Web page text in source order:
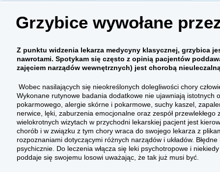
(bez nakłuwania i nacinania,
bardzo ważne w przypadku
Grzybice wywołane
Z punktu widzenia lekarza medycyny klasycznej, grzybica
nawrotami. Spotykam się często z opinią pacjentów
zajęciem narządów wewnętrznych) jest chorobą
Wobec nasilających się nieokreślonych dolegliwości chory
Wykonane rutynowe badania dodatkowe nie ujawniają
pokarmowego, alergie skórne i pokarmowe, suchy kaszel,
nerwice, lęki, zaburzenia emocjonalne oraz zespół
wielokrotnych wizytach w przychodni lekarskiej pacjent jest
chorób i w związku z tym chory wraca do swojego lekarza z
rozpoznaniami dotyczącymi różnych narządów i układów.
psychicznie. Do leczenia włącza się leki psychotropowe i
poddaje się swojemu losowi uważając, że tak już musi być.